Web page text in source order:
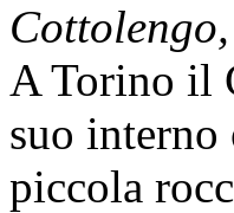
A Torino il
suo
piccola